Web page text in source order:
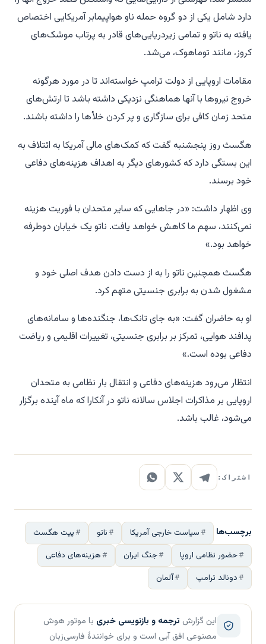
دارد شامل یکی از دو گروه حمله ناو هواپیمابر آمریکایی اختصاص
یافته به ناتو و تمامی زیردریایی‌های قادر به پرتاب موشک‌های
کروز، مانند توماهوک، می‌شد.
مقامات اروپایی از دولت ترامپ خواسته‌اند تا در مورد هرگونه
خروج نیروها با آنها هماهنگی نزدیکی داشته باشد تا ارتش‌های
متحد زمان کافی برای سازگاری و پر کردن خلأها را داشته باشند.
هگسث روز پنجشنبه گفت که کمک‌های مالی آمریکا به ائتلاف به
این بستگی دارد که کشورهای دیگر به اهداف هزینه‌های دفاعی
خود برسند.
وی اظهار داشت: «در جاهایی که سایر متحدان با فوریت هزینه
نمی‌کنند، سهم ما کاهش خواهد یافت. ناتو یک خیابان دوطرفه
خواهد بود.»
هگسث همچنین ناتو را به از دست دادن هدف اصلی خود و
مشغول شدن به برابری جنسیتی متهم کرد.
او به حاضران گفت: «به جای تانک‌ها، جنگنده‌ها و سامانه‌های
پدافند هوایی، تمرکز بر برابری جنسیتی، تغییرات اقلیمی و ریاضت
دفاعی بوده است.»
انتظار می‌رود هزینه‌های دفاعی و انتقال بار نظامی به متحدان
اروپایی بر مذاکرات اجلاس سالانه ناتو در آنکارا که ماه آینده برگزار
می‌شود، غالب باشد.
اشتراک:
برچسب‌ها سیاست خارجی آمریکا ناتو
پیت هگسث
حضور نظامی اروپا
جنگ ایران
هزینه‌های دفاعی
دونالد ترامپ
آلمان
این گزارش ترجمه و بازنویسی خبری با موتور هوش
مصنوعی افق آبی است و برای خوانندهٔ فارسی‌زبان